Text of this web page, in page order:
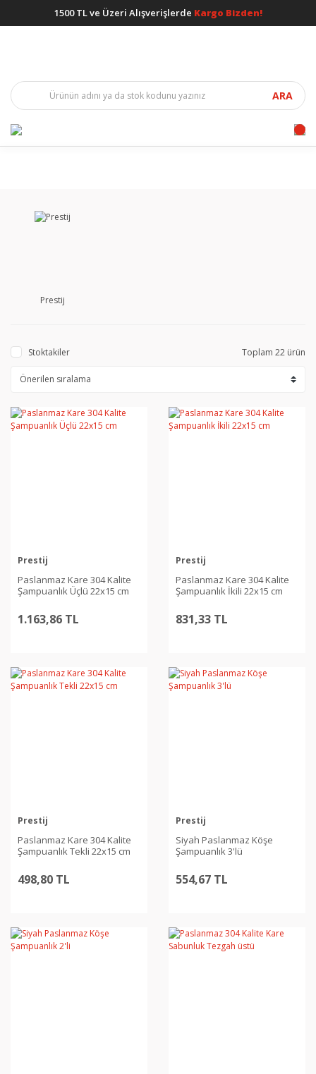
1500 TL ve Üzeri Alışverişlerde Kargo Bizden!
ARA
Prestij
Stoktakiler Toplam 22 ürün
Prestij
Paslanmaz Kare 304 Kalite
Şampuanlık Üçlü 22x15 cm
1.163,86 TL
Prestij
Paslanmaz Kare 304 Kalite
Şampuanlık İkili 22x15 cm
831,33 TL
Prestij
Paslanmaz Kare 304 Kalite
Şampuanlık Tekli 22x15 cm
498,80 TL
Prestij
Siyah Paslanmaz Köşe
Şampuanlık 3'lü
554,67 TL